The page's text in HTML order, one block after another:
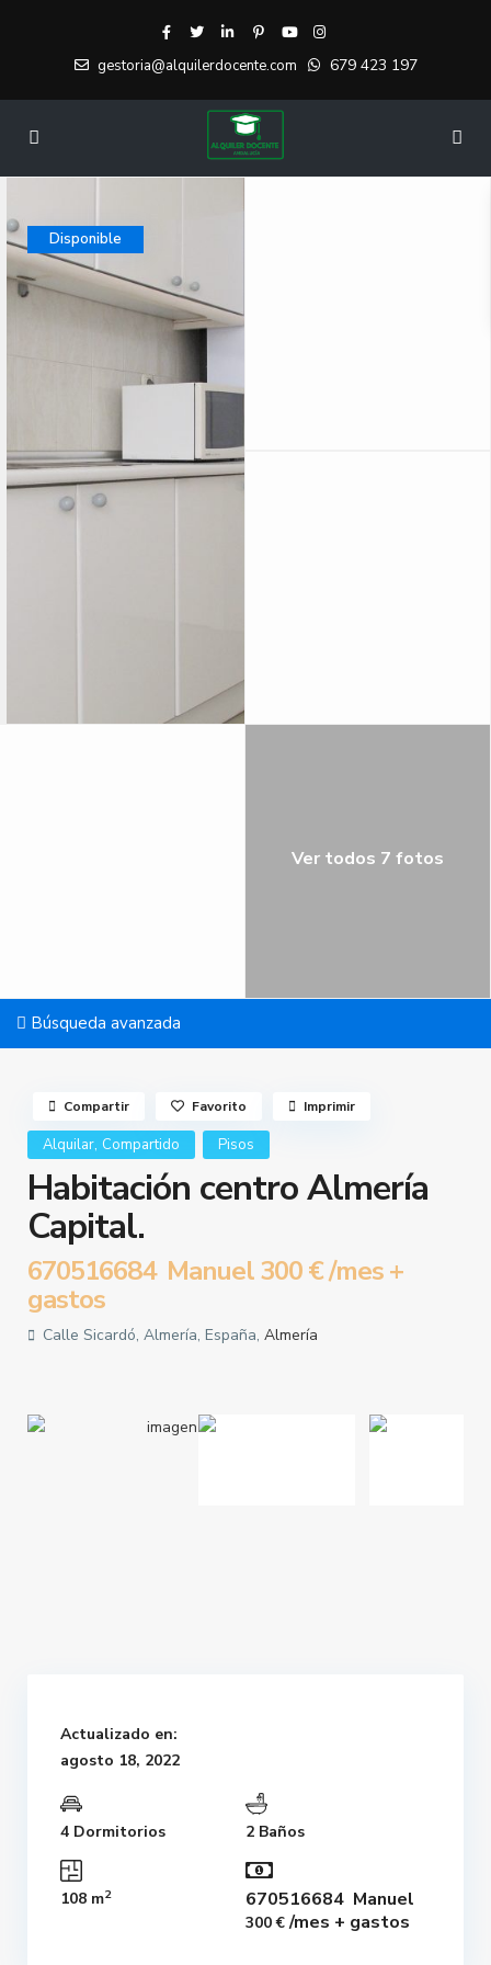
gestoria@alquilerdocente.com 679 423 197
Disponible
Ver todos 7 fotos
Búsqueda avanzada
Alquilar, Compartido Pisos
Habitación centro Almería
Capital.
670516684 Manuel300 €/mes +
gastos
Calle Sicardó, Almería, España, Almería
Compartir Favorito Imprimir
Actualizado en:
agosto 18, 2022
4 Dormitorios 2 Baños
108 m2 670516684 Manuel
300 €/mes + gastos